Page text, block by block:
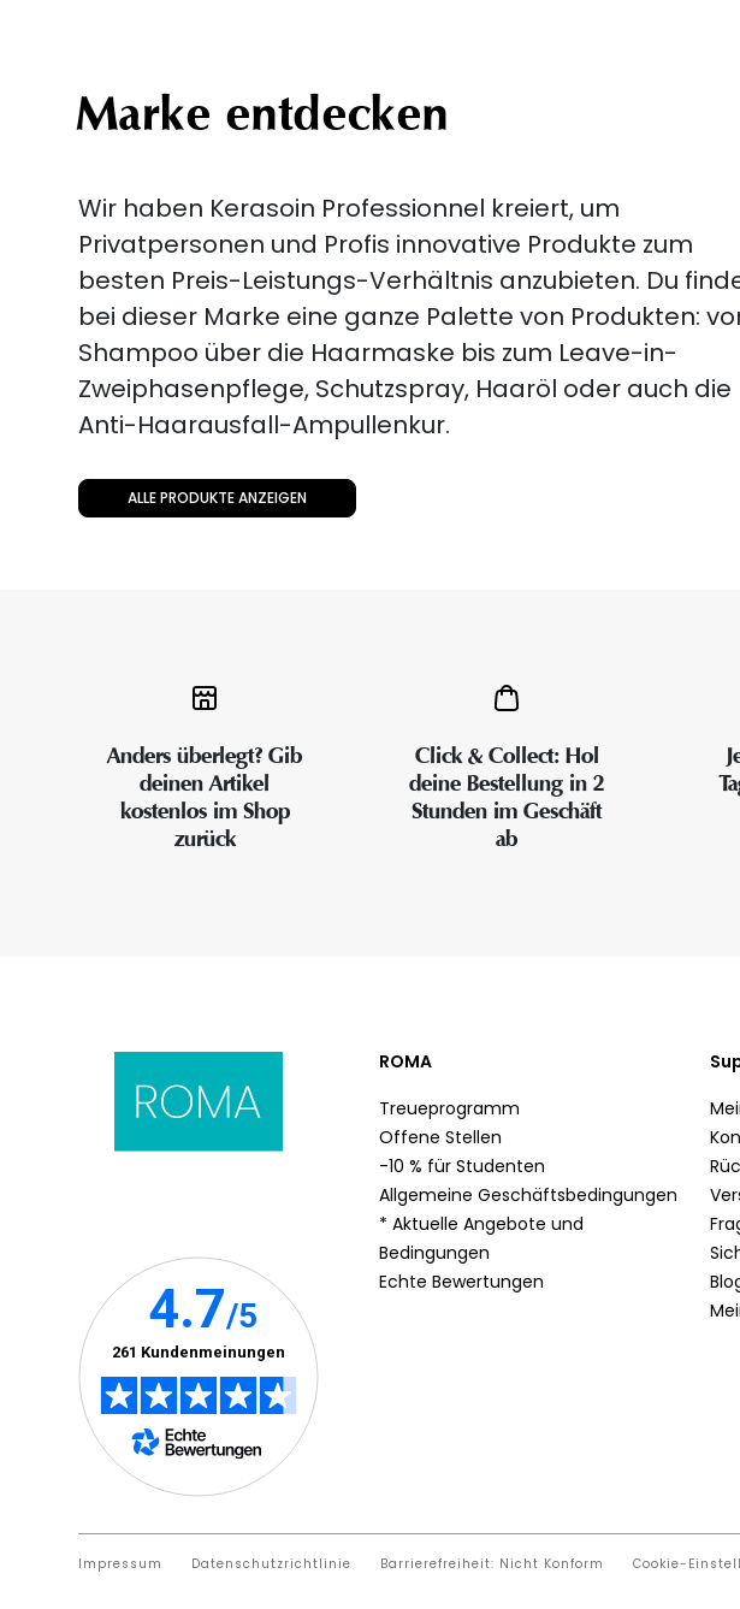
Marke entdecken
Wir haben Kerasoin Professionnel kreiert, um
Privatpersonen und Profis innovative Produkte zum
besten Preis-Leistungs-Verhältnis anzubieten. Du
bei dieser Marke eine ganze Palette von Produkten:
Shampoo über die Haarmaske bis zum Leave-in-
Zweiphasenpflege, Schutzspray, Haaröl oder auch die
Anti-Haarausfall-Ampullenkur.
ALLE PRODUKTE ANZEIGEN
Anders überlegt? Gib
deinen Artikel
kostenlos im Shop
zurück
Click & Collect: Hol
deine Bestellung in 2
Stunden im Geschäft
ab
ROMA
Treueprogramm
Offene Stellen
-10 % für Studenten
Allgemeine Geschäftsbedingungen
* Aktuelle Angebote und
Bedingungen
Echte Bewertungen
Impressum Datenschutzrichtlinie Barrierefreiheit: Nicht Konform Cookie-